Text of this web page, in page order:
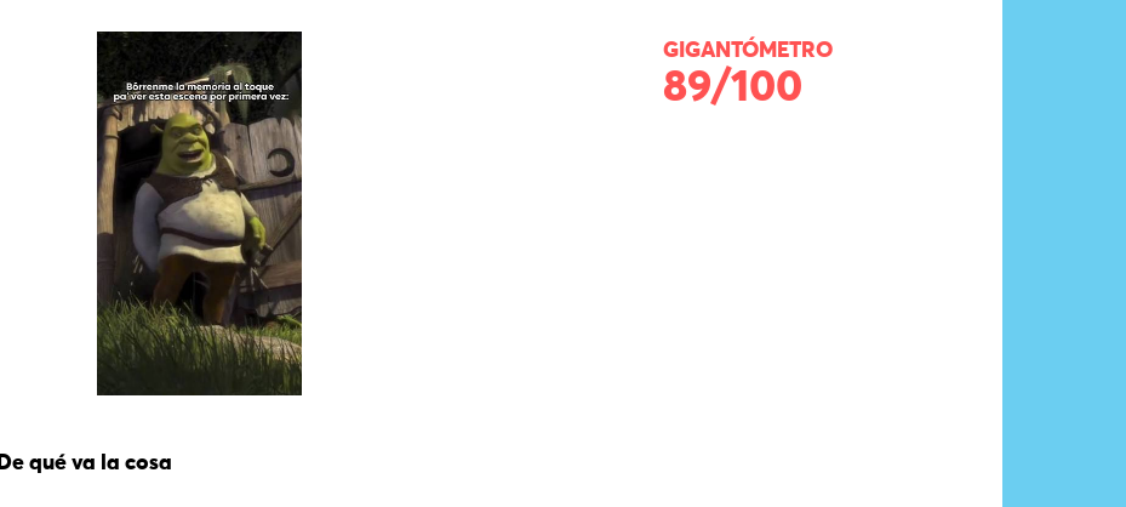
De qué va la cosa
GIGANTÓMETRO
89/100